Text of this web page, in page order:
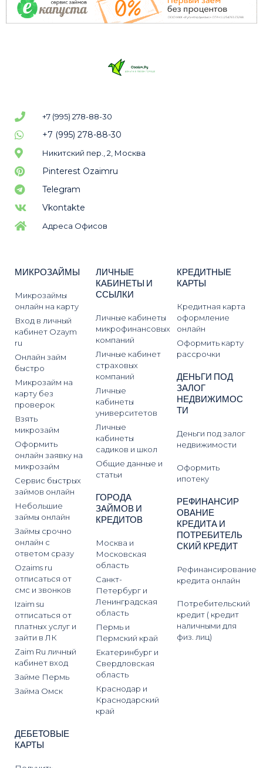
+7 (995) 278-88-30
+7 (995) 278-88-30
Никитский пер., 2, Москва
Pinterest Ozaimru
Telegram
Vkontakte
Адреса Офисов
МИКРОЗАЙМЫ
Микрозаймы
онлайн на карту
Вход в личный
кабинет Ozaym
ru
Онлайн займ
быстро
Микрозайм на
карту без
проверок
Взять
микрозайм
Оформить
онлайн заявку на
микрозайм
Сервис быстрых
займов онлайн
Небольшие
займы онлайн
Займы срочно
онлайн с
ответом сразу
Ozaims ru
отписаться от
смс и звонков
Izaim su
отписаться от
платных услуг и
зайти в ЛК
Zaim Ru личный
кабинет вход
Займе Пермь
Займа Омск
ЛИЧНЫЕ
КАБИНЕТЫ И
ССЫЛКИ
Личные кабинеты
микрофинансовых
компаний
Личные кабинет
страховых
компаний
Личные
кабинеты
университетов
Личные
кабинеты
садиков и школ
Общие данные и
статьи
ГОРОДА
ЗАЙМОВ И
КРЕДИТОВ
Москва и
Московская
область
Санкт-
Петербург и
Ленинградская
область
Пермь и
Пермский край
Екатеринбург и
Свердловская
область
Краснодар и
Краснодарский
край
КРЕДИТНЫЕ
КАРТЫ
Кредитная карта
оформление
онлайн
Оформить карту
рассрочки
ДЕНЬГИ ПОД
ЗАЛОГ
НЕДВИЖИМОС
ТИ
Деньги под залог
недвижимости
Оформить
ипотеку
РЕФИНАНСИР
ОВАНИЕ
КРЕДИТА И
ПОТРЕБИТЕЛЬ
СКИЙ КРЕДИТ
Рефинансирование
кредита онлайн
Потребительский
кредит ( кредит
наличными для
физ. лиц)
ДЕБЕТОВЫЕ
КАРТЫ